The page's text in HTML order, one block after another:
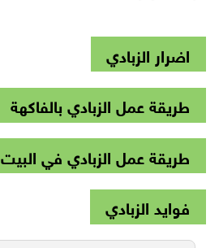
اضرار الزبادي
طريقة عمل الزبادي بالفاكهة
طريقة عمل الزبادي في البيت
فوايد الزبادي